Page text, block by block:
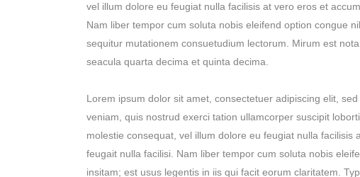
vel illum dolore eu feugiat nulla facilisis at vero eros et
Nam liber tempor cum soluta nobis eleifend option congue
sequitur mutationem consuetudium lectorum. Mirum est
seacula quarta decima et quinta decima.
Lorem ipsum dolor sit amet, consectetuer adipiscing elit,
veniam, quis nostrud exerci tation ullamcorper suscipit
molestie consequat, vel illum dolore eu feugiat nulla
feugait nulla facilisi. Nam liber tempor cum soluta nobis
insitam; est usus legentis in iis qui facit eorum claritatem.